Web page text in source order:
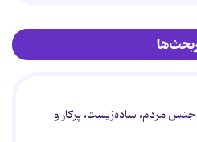
مردم، ساده‌زیست، پرکار و